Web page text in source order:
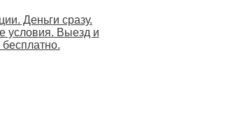
Деньги сразу.
условия. Выезд и